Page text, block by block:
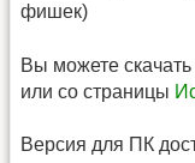
фишек)
Вы можете скачать
или со страницы
Версия для ПК